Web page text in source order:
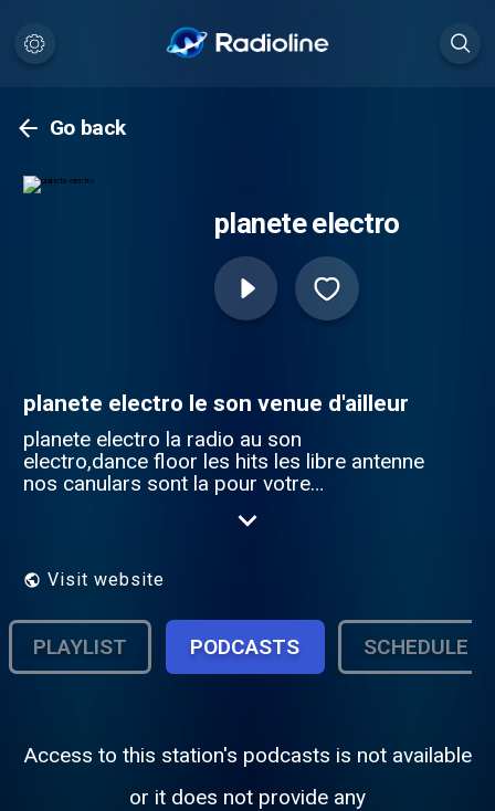
Go back
planete electro
planete electro le son venue d'ailleur
planete electro la radio au son
electro,dance floor les hits les libre antenne
nos canulars sont la pour votre
electro vous êtes sur de garder le sourire
Visit website
PLAYLIST PODCASTS SCHEDULE
Access to this station's podcasts is not available
or it does not provide any